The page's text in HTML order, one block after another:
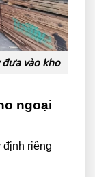
vào kho
ngoại
riêng